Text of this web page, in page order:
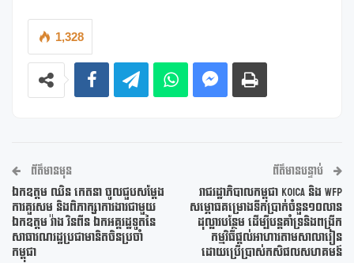
1,328
ព័ត៌មានមុន
ឯកឧត្តម ឈិន កេតនា ចូលជួបសម្តែង
ការគួរសម និងពិភាក្សាការងារជាមួយ
ឯកឧត្តម វ៉ាង វិនពីន ឯកអគ្គរដ្ឋទូតនៃ
សាធារណរដ្ឋប្រជាមានិតចិនប្រចាំ
កម្ពុជា
ព័ត៌មានបន្ទាប់
រាជរដ្ឋាភិបាលកម្ពុជា KOICA និង WFP
សម្ភោធគម្រោងទឹកប្រាក់ចំនួន១០លាន
ដុល្លារបន្ថែម ដើម្បីបន្តគាំទ្រនិងពង្រីក
កម្មវិធីផ្តល់អាហារតាមសាលារៀន
ដោយប្រើប្រាស់កសិផលសហគមន៍